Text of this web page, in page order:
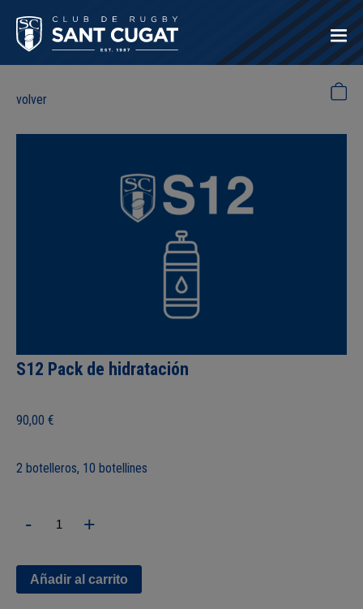
volver
S12 Pack de hidratación
90,00 €
2 botelleros, 10 botellines
-
Pack
cantidad
+
Añadir al carrito